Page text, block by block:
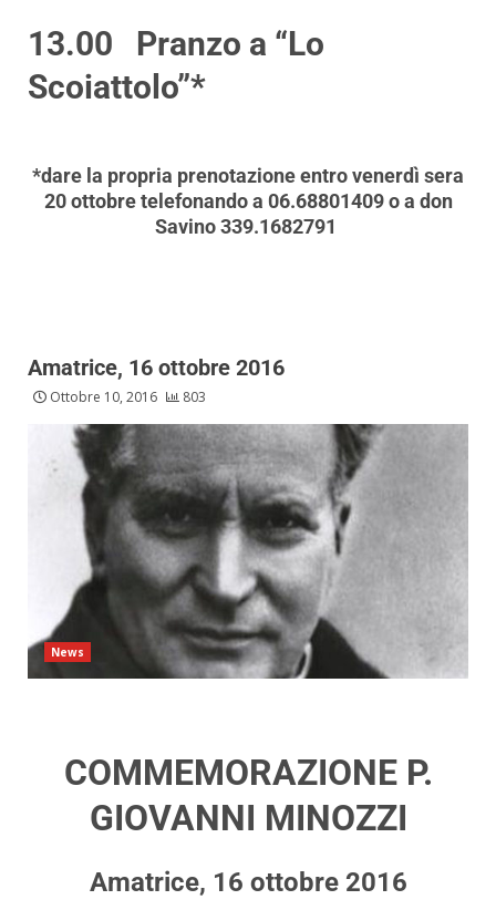
13.00 Pranzo a “Lo
Scoiattolo”*
*dare la propria prenotazione entro venerdì sera
20 ottobre telefonando a 06.68801409 o a don
Savino 339.1682791
Amatrice, 16 ottobre 2016
Ottobre 10, 2016 803
News
COMMEMORAZIONE P.
GIOVANNI MINOZZI
Amatrice, 16 ottobre 2016